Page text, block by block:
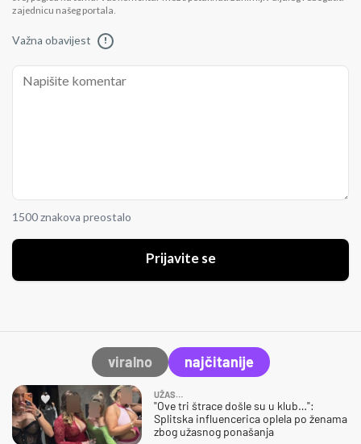
zajednicu našeg portala.
Važna obavijest !
1500 znakova preostalo
Prijavite se
viralno najčitanije
UŽAS…
"Ove tri štrace došle su u klub…":
Splitska influencerica oplela po ženama
zbog užasnog ponašanja